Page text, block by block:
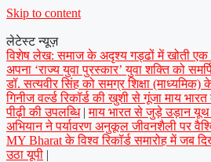
Skip to content
लेटेस्ट न्यूज़
विशेष लेख: समाज के अदृश्य गड्ढों में खोती एक
अपना ‘राज्य युवा पुरस्कार’ युवा शक्ति को
डॉ. सत्यवीर सिंह को समग्र शिक्षा
गिनीज वर्ल्ड रिकॉर्ड की खुशी से गूंजा माय
पीढ़ी की उपलब्धि | माय भारत से जुड़े उड़ान
अभियान ने पर्यावरण अनुकूल जीवनशैली पर
MY Bharat के विश्व रिकॉर्ड समारोह में जब
उठा यूपी |